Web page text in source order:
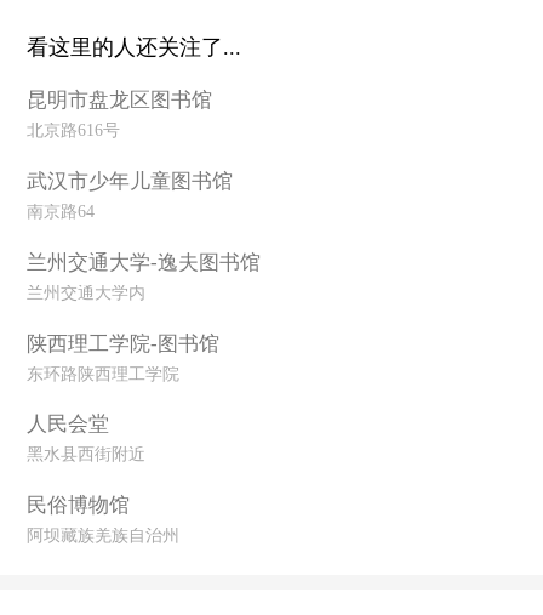
看这里的人还关注了...
昆明市盘龙区图书馆
北京路616号
武汉市少年儿童图书馆
南京路64
兰州交通大学-逸夫图书馆
兰州交通大学内
陕西理工学院-图书馆
东环路陕西理工学院
人民会堂
黑水县西街附近
民俗博物馆
阿坝藏族羌族自治州